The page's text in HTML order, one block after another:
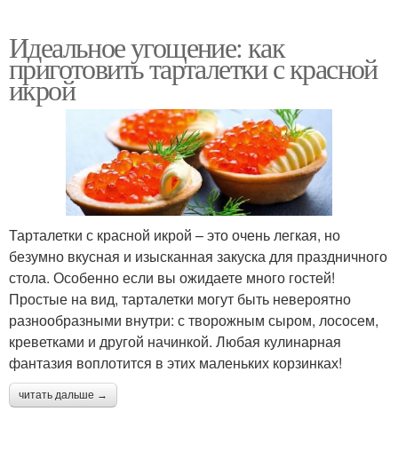
Идеальное угощение: как
приготовить тарталетки с красной
икрой
Тарталетки с красной икрой – это очень легкая, но
безумно вкусная и изысканная закуска для праздничного
стола. Особенно если вы ожидаете много гостей!
Простые на вид, тарталетки могут быть невероятно
разнообразными внутри: с творожным сыром, лососем,
креветками и другой начинкой. Любая кулинарная
фантазия воплотится в этих маленьких корзинках!
читать дальше →